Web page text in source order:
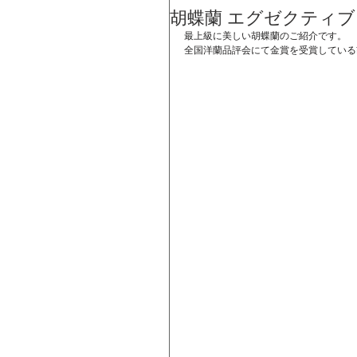
胡蝶蘭 エグゼクティブ
最上級に美しい胡蝶蘭のご紹介です。
全国洋蘭品評会にて金賞を受賞している